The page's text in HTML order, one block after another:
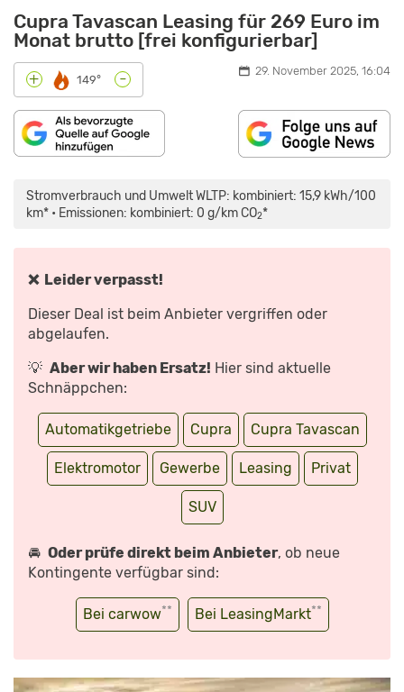
Cupra Tavascan Leasing für 269 Euro im
Monat brutto [frei konfigurierbar]
+ 149° - 29. November 2025, 16:04
Stromverbrauch und Umwelt WLTP: kombiniert: 15,9 kWh/100
km* • Emissionen: kombiniert: 0 g/km CO2*
❌ Leider verpasst!
Dieser Deal ist beim Anbieter vergriffen oder
abgelaufen.
💡 Aber wir haben Ersatz! Hier sind aktuelle
Schnäppchen:
Automatikgetriebe Cupra Cupra Tavascan
Elektromotor Gewerbe Leasing Privat
SUV
🚘 Oder prüfe direkt beim Anbieter, ob neue
Kontingente verfügbar sind:
Bei carwow** Bei LeasingMarkt**
TEST
(2024)
ELEKTRO
SUV!
REVIEW
PREIS“
YOUTUBE
ANZEIGEN